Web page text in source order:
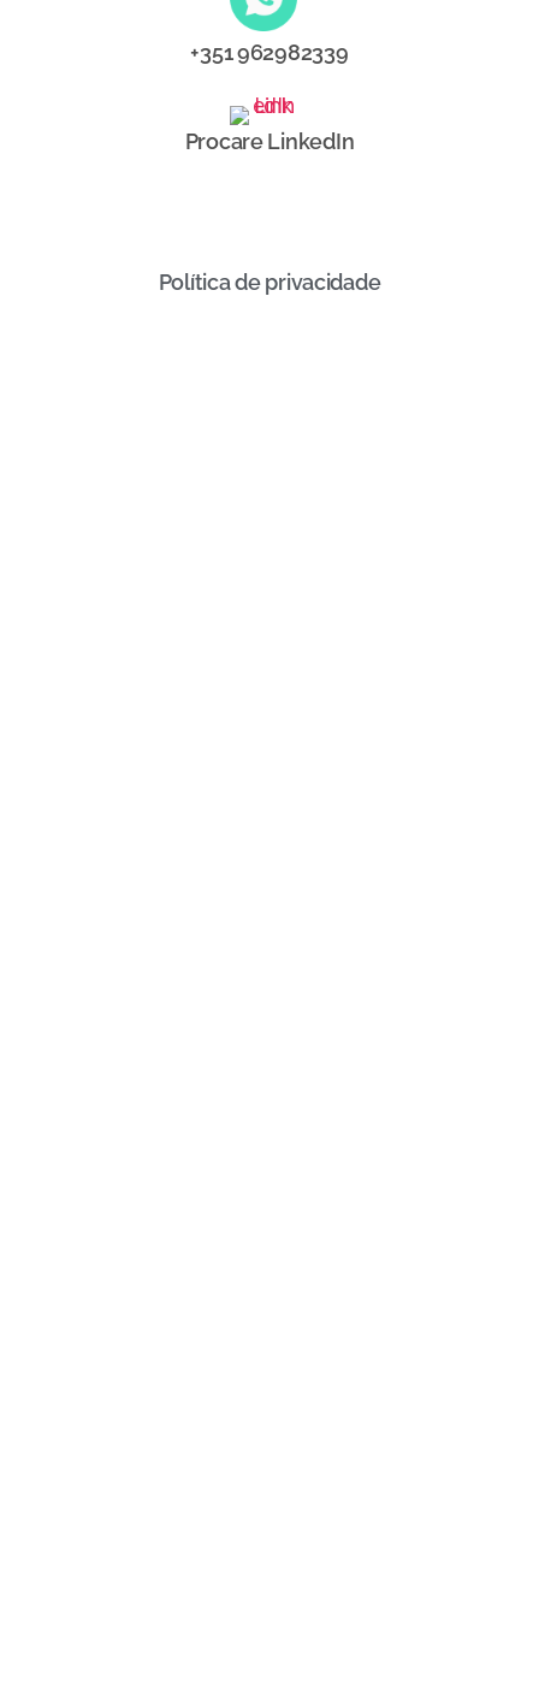
+351 962982339
Procare LinkedIn
Política de privacidade